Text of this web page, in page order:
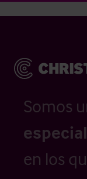
Somos
en los